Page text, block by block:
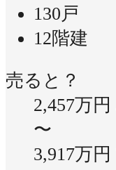
130戸
12階建
売ると？
2,457万円
〜
3,917万円